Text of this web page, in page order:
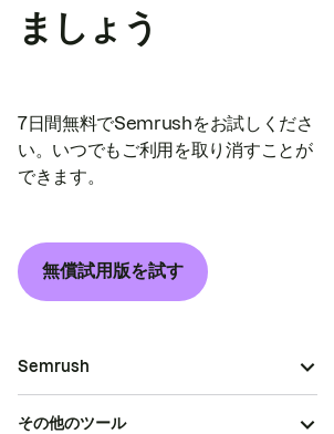
ましょう
7日間無料でSemrushをお試しくださ
い。いつでもご利用を取り消すことが
できます。
無償試用版を試す
Semrush
その他のツール